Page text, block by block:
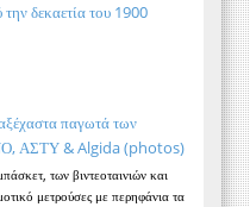
δεκαετία του 1900
παγωτά των
ΑΣΤΥ & Algida (photos)
των βιντεοταινιών και
μετρούσες με περηφάνια τα